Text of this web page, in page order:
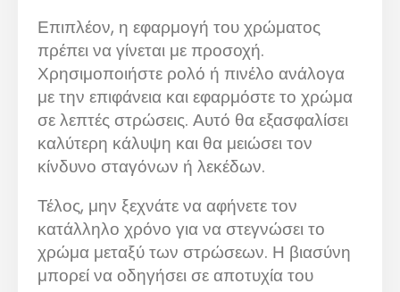
Επιπλέον, η εφαρμογή του χρώματος
πρέπει να γίνεται με προσοχή.
Χρησιμοποιήστε ρολό ή πινέλο ανάλογα
με την επιφάνεια και εφαρμόστε το χρώμα
σε λεπτές στρώσεις. Αυτό θα εξασφαλίσει
καλύτερη κάλυψη και θα μειώσει τον
κίνδυνο σταγόνων ή λεκέδων.
Τέλος, μην ξεχνάτε να αφήνετε τον
κατάλληλο χρόνο για να στεγνώσει το
χρώμα μεταξύ των στρώσεων. Η βιασύνη
μπορεί να οδηγήσει σε αποτυχία του